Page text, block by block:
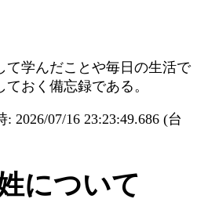
て学んだことや毎日の生活で
おく備忘録である。
2026/07/16 23:23:49.686 (台
について